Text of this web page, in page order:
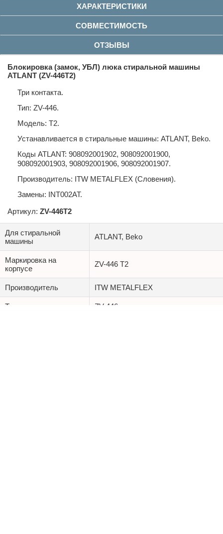
ХАРАКТЕРИСТИКИ
СОВМЕСТИМОСТЬ
ОТЗЫВЫ
Блокировка (замок, УБЛ) люка стиральной машины
ATLANT (ZV-446T2)
Три контакта.
Тип: ZV-446.
Модель: T2.
Устанавливается в стиральные машины: ATLANT, Beko.
Коды ATLANT: 908092001902, 908092001900,
908092001903, 908092001906, 908092001907.
Производитель: ITW METALFLEX (Словения).
Замены: INT002AT.
Артикул: ZV-446T2
Для стиральной
машины
ATLANT, Beko
Маркировка на
корпусе
ZV-446 T2
Производитель ITW METALFLEX
Тип ZV-446